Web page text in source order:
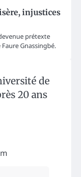
injustices
prétexte
Gnassingbé.
de
20 ans